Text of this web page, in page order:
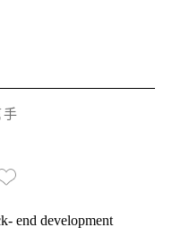
end development